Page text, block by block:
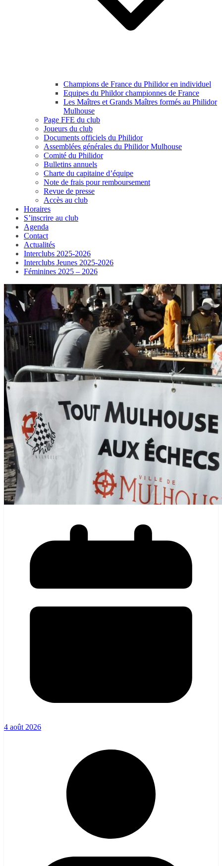
Champions de France du Philidor en individuel
Equipes du Phildor championnes de France
Les Maîtres et Grands Maîtres formés au Philidor
Mulhouse
Page FFE du club
Joueurs du club
Documents officiels du Philidor
Assemblées générales du Philidor Mulhouse
Comité du Philidor
Bulletins annuels
Charte du capitaine d’équipe
Note de frais pour remboursement
Revue de presse
Accès au club
Horaires
S’inscrire au club
Agenda
Contact
Actualités
Interclubs 2025-2026
Interclubs Jeunes 2025-2026
Féminines 2025 – 2026
4 août 2026